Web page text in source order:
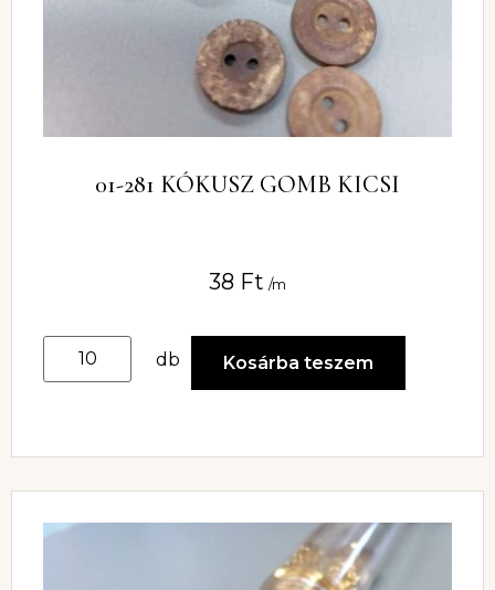
01-281 KÓKUSZ GOMB KICSI
38 Ft /m
db Kosárba teszem